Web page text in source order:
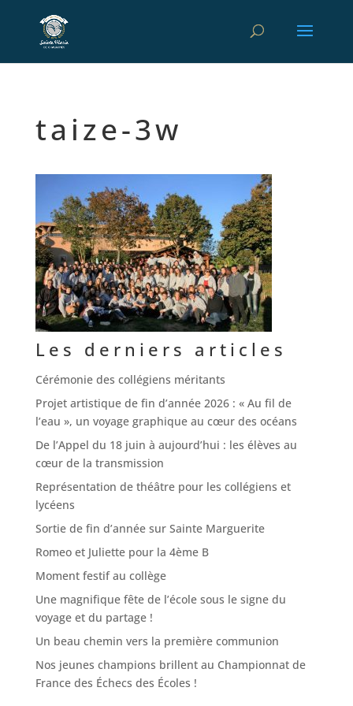
taize-3w
Les derniers articles
Cérémonie des collégiens méritants
Projet artistique de fin d’année 2026 : « Au fil de
l’eau », un voyage graphique au cœur des océans
De l’Appel du 18 juin à aujourd’hui : les élèves au
cœur de la transmission
Représentation de théâtre pour les collégiens et
lycéens
Sortie de fin d’année sur Sainte Marguerite
Romeo et Juliette pour la 4ème B
Moment festif au collège
Une magnifique fête de l’école sous le signe du
voyage et du partage !
Un beau chemin vers la première communion
Nos jeunes champions brillent au Championnat de
France des Échecs des Écoles !